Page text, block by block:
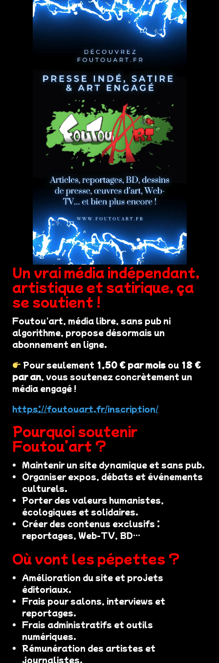
Un vrai média indépendant,
artistique et satirique, ça
se soutient !
Foutou'art, média libre, sans pub ni
algorithme, propose désormais un
abonnement en ligne.
Pour seulement 1,50 € par mois ou 18 €
par an, vous soutenez concrètement un
média engagé !
https://foutouart.fr/inscription/
Pourquoi soutenir
Foutou’art ?
Maintenir un site dynamique et sans pub.
Organiser expos, débats et événements
culturels.
Porter des valeurs humanistes,
écologiques et solidaires.
Créer des contenus exclusifs :
reportages, Web-TV, BD…
Où vont les pépettes ?
Amélioration du site et projets
éditoriaux.
Frais pour salons, interviews et
reportages.
Frais administratifs et outils
numériques.
Rémunération des artistes et
journalistes.